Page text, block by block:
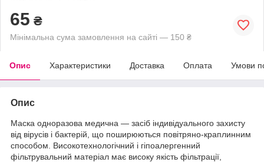
65 ₴
Мінімальна сума замовлення на сайті — 150 ₴
Опис Характеристики Доставка Оплата Умови
Опис
Маска одноразова медична — засіб індивідуального захисту
від вірусів і бактерій, що поширюються повітряно-краплинним
способом. Високотехнологічний і гіпоалергенний
фільтрувальний матеріал має високу якість фільтрації,